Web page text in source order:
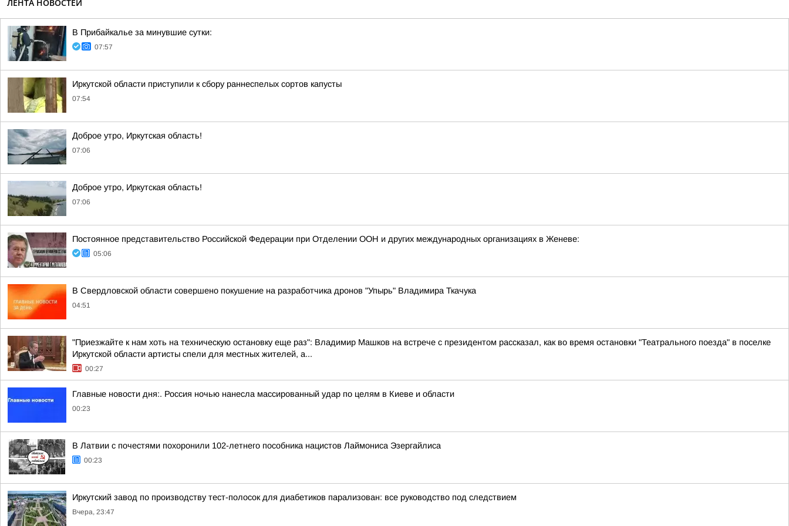
ЛЕНТА НОВОСТЕЙ
В Прибайкалье за минувшие сутки:
07:57
Иркутской области приступили к сбору раннеспелых сортов капусты
07:54
Доброе утро, Иркутская область!
07:06
Доброе утро, Иркутская область!
07:06
Постоянное представительство Российской Федерации при Отделении ООН и других международных организациях в Женеве:
05:06
В Свердловской области совершено покушение на разработчика дронов "Упырь" Владимира Ткачука
04:51
"Приезжайте к нам хоть на техническую остановку еще раз": Владимир Машков на встрече с президентом рассказал, как во время остановки "Театрального поезда" в поселке
Иркутской области артисты спели для местных жителей, а...
00:27
Главные новости дня:. Россия ночью нанесла массированный удар по целям в Киеве и области
00:23
В Латвии с почестями похоронили 102-летнего пособника нацистов Лаймониса Эзергайлиса
00:23
Иркутский завод по производству тест-полосок для диабетиков парализован: все руководство под следствием
Вчера, 23:47